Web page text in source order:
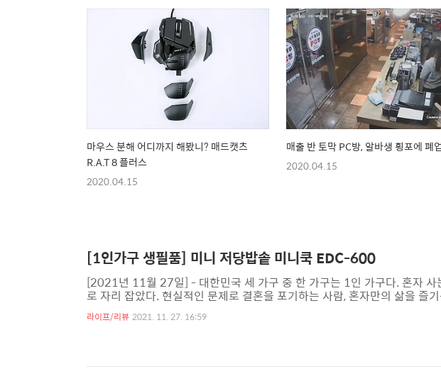
마우스 분해 어디까지 해봤니? 매드캣츠
R.A.T 8 플러스
2020.04.15
매출 반 토막 PC방, 알바생 횡포에 폐
2020.04.15
[1인가구 생필품] 미니 저당밥솥 미니쿡 EDC-600
[2021년 11월 27일] - 대한민국 세 가구 중 한 가구는 1인 가구다. 혼자 사
로 자리 잡았다. 현실적인 문제로 결혼을 포기하는 사람, 혼자만의 삶을 즐
비 급증 등 과거에 비해 아이를 하나 낳는 사회적 비용이 비교할 수 없을 정
오늘의 일이 아니다. 기혼자 중에서도 비자발적인 딩크족(맞벌이 무자녀 가
라이프/리뷰 2021. 11. 27. 16:59